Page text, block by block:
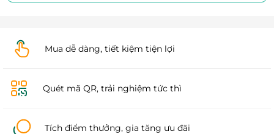
Mua dễ dàng, tiết kiệm tiện lợi
Quét mã QR, trải nghiệm tức thì
Tích điểm thưởng, gia tăng ưu đãi